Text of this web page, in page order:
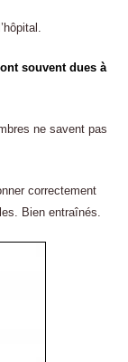
souvent dues à
ne savent pas
correctement
Bien entraînés.